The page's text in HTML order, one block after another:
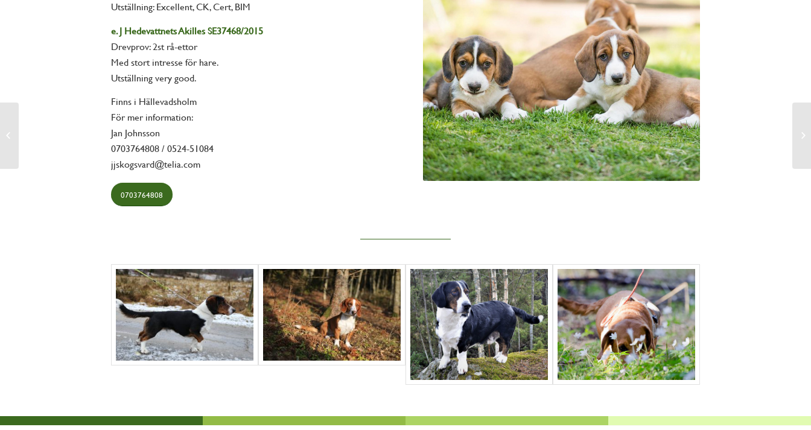
Utställning: Excellent, CK, Cert, BIM
e. J Hedevattnets Akilles SE37468/2015
Drevprov: 2st rå-ettor
Med stort intresse för hare.
Utställning very good.
Finns i Hällevadsholm
För mer information:
Jan Johnsson
0703764808 / 0524-51084
jjskogsvard@telia.com
0703764808